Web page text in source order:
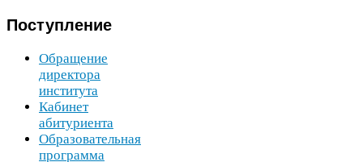
Поступление
Обращение
директора
института
Кабинет
абитуриента
Образовательная
программа